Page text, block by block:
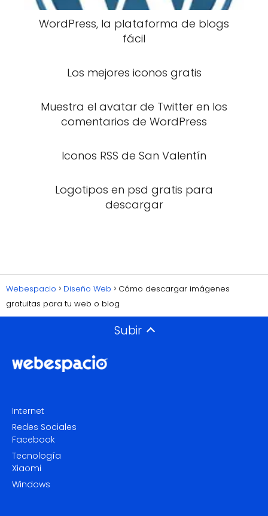
WordPress, la plataforma de blogs
fácil
Los mejores iconos gratis
Muestra el avatar de Twitter en los
comentarios de WordPress
Iconos RSS de San Valentín
Logotipos en psd gratis para
descargar
Webespacio Diseño Web
Cómo descargar imágenes
gratuitas para tu web o blog
Subir
Internet
Redes Sociales
Facebook
Tecnología
Xiaomi
Windows